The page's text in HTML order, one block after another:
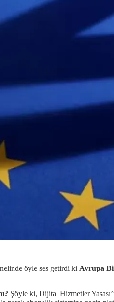
öyle ses getirdi ki Avrupa
Şöyle ki, Dijital Hizmetler